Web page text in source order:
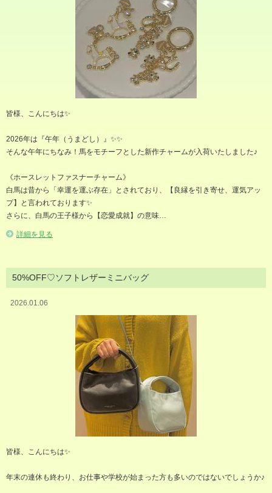
皆様、こんにちは✨️
2026年は『午年（うまどし）』✨️✨️
そんな午年にちなみ！馬をモチーフとした新作チャームが入荷いたしました♪
《ホースレットファスナーチャーム》
白馬は昔から「幸運を運ぶ存在」とされており、【良縁を引き寄せ、運気アッ
プ】と言われております✨️
さらに、白馬の王子様から【恋愛成就】の意味…
詳細を見る
50%OFF♡ソフトレザーミニバッグ
2026.01.06
皆様、こんにちは✨️
年末の連休も終わり、お仕事や学校が始まった方も多いのではないでしょうか♪